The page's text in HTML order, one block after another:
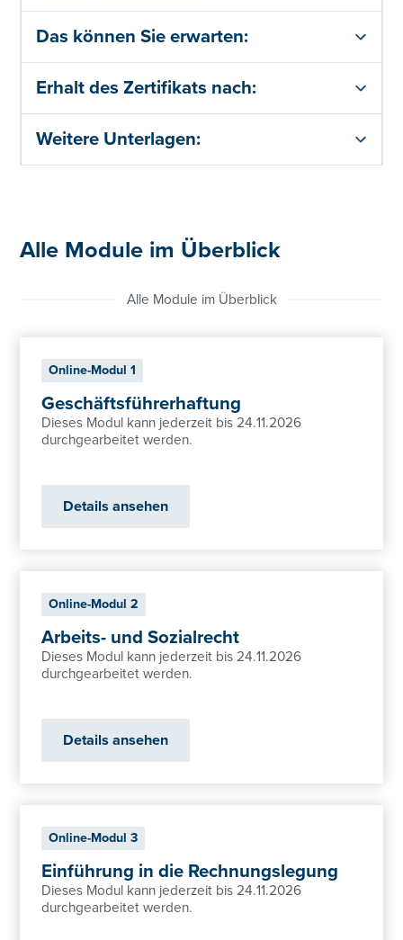
Das können Sie erwarten:
Erhalt des Zertifikats nach:
Weitere Unterlagen:
Alle Module im Überblick
Alle Module im Überblick
Online-Modul 1
Geschäftsführerhaftung
Dieses Modul kann jederzeit bis 24.11.2026
durchgearbeitet werden.
Details ansehen
Online-Modul 2
Arbeits- und Sozialrecht
Dieses Modul kann jederzeit bis 24.11.2026
durchgearbeitet werden.
Details ansehen
Online-Modul 3
Einführung in die Rechnungslegung
Dieses Modul kann jederzeit bis 24.11.2026
durchgearbeitet werden.